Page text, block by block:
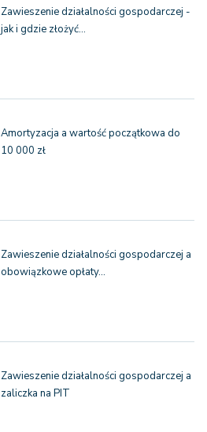
Zawieszenie działalności gospodarczej -
jak i gdzie złożyć…
Amortyzacja a wartość początkowa do
10 000 zł
Zawieszenie działalności gospodarczej a
obowiązkowe opłaty…
Zawieszenie działalności gospodarczej a
zaliczka na PIT